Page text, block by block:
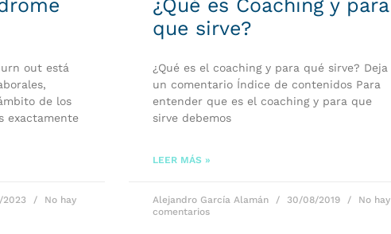
out está
de los
exactamente
2023
No hay
¿Qué es Coaching y para
que sirve?
¿Qué es el coaching y para qué sirve? Deja
un comentario Índice de contenidos Para
entender que es el coaching y para que
sirve debemos
LEER MÁS »
Alejandro García Alamán 30/08/2019
No hay
comentarios